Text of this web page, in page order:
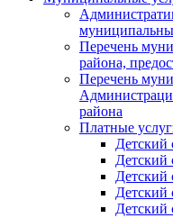
Перечень
района,
Перечень
района
Платные
Детский
Детский
Детский